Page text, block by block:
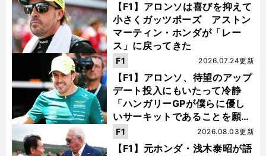
【F1】アロンソは喜びを抑えて
小さくガッツポーズ アストン
マーティン・ホンダが「レー
ス」に戻ってきた
【F1】アロンソ、待望のアップ
デート投入にもいたって冷静
「ハンガリーGPが僕らに優し
いサーキットであることを願
う」
2026.07.24更新
F1
【F1】元ホンダ・浅木泰昭が語
2026.08.03更新
F1